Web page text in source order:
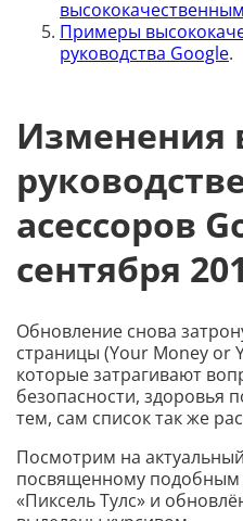
Примеры
руководства Google.
Изменения
асессоров
сентября
Обновление снова
страницы (Your Money or
которые затрагивают
безопасности, здоровья
тем, сам список так же
Посмотрим на актуальный
посвященному
«Пиксель Тулс» и